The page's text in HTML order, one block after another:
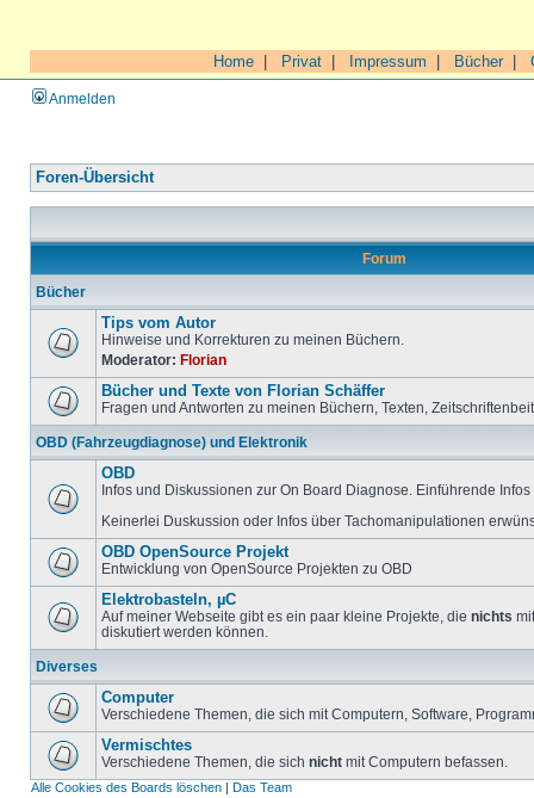
Home Privat Impressum Bücher|
Anmelden
Foren-Übersicht
Forum
Bücher
Tips vom Autor
Hinweise und Korrekturen zu meinen Büchern.
Moderator: Florian
Bücher und Texte von Florian Schäffer
Fragen und Antworten zu meinen Büchern, Texten,
OBD (Fahrzeugdiagnose) und Elektronik
OBD
Infos und Diskussionen zur On Board Diagnose. Einführende
Keinerlei Duskussion oder Infos über Tachomanipulationen
OBD OpenSource Projekt
Entwicklung von OpenSource Projekten zu OBD
Elektrobasteln, µC
Auf meiner Webseite gibt es ein paar kleine Projekte, die nichts
diskutiert werden können.
Diverses
Computer
Verschiedene Themen, die sich mit Computern, Software,
Vermischtes
Verschiedene Themen, die sich nicht mit Computern befassen.
Alle Cookies des Boards löschen | Das Team